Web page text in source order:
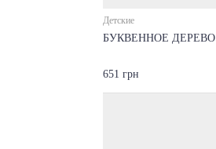
Детские
БУКВЕННОЕ ДЕРЕВО
651 грн